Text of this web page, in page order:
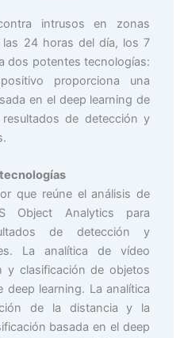
intrusos en zonas
24 horas del día, los 7
dos potentes tecnologías:
proporciona una
en el deep learning de
de detección y
que reúne el análisis de
Object Analytics para
de detección y
La analítica de vídeo
y clasificación de objetos
learning. La analítica
de la distancia y la
basada en el deep